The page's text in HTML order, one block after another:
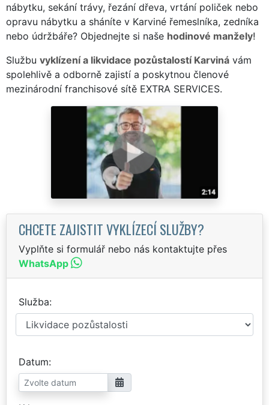
nábytku, sekání trávy, řezání dřeva, vrtání poliček nebo
opravu nábytku a sháníte v Karviné řemeslníka, zedníka
nebo údržbáře? Objednejte si naše hodinové manžely!
Službu vyklízení a likvidace pozůstalostí Karviná vám
spolehlivě a odborně zajistí a poskytnou členové
mezinárodní franchisové sítě EXTRA SERVICES.
CHCETE ZAJISTIT VYKLÍZECÍ SLUŽBY?
Vyplňte si formulář nebo nás kontaktujte přes
WhatsApp
Služba
Datum